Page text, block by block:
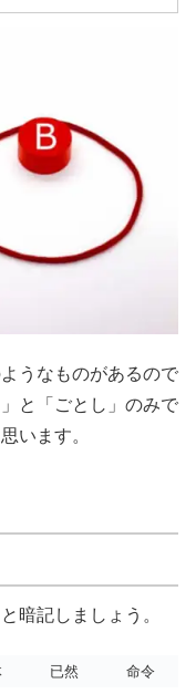
うなものがあるので
と「ごとし」のみで
います。
暗記しましょう。
已然 命令